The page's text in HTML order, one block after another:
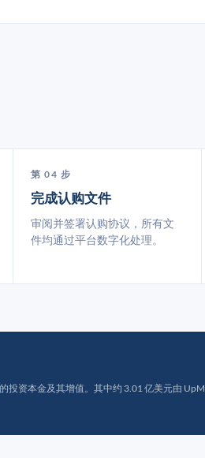
第 04 步
完成认购文件
审阅并签署认购协议，所有文
件均通过平台数字化处理。
资本金及其增值。其中约 3.01 亿美元由